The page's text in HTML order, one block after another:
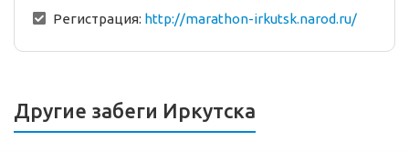
Регистрация: http://marathon-irkutsk.narod.ru/
Другие забеги Иркутска